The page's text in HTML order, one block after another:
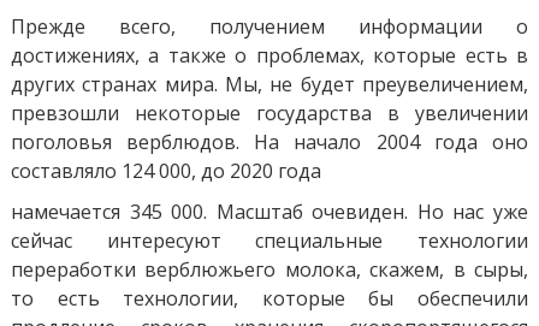
Прежде всего, получением информации о
достижениях, а также о проблемах, которые есть в
других странах мира. Мы, не будет преувеличением,
превзошли некоторые госудаpства в увеличении
поголовья верблюдов. На начало 2004 года оно
составляло 124 000, до 2020 года
намечается 345 000. Масштаб очевиден. Но нас уже
сейчас интересуют специальные технологии
переработки верблюжьего молока, скажем, в сыры,
то есть технологии, которые бы обеспечили